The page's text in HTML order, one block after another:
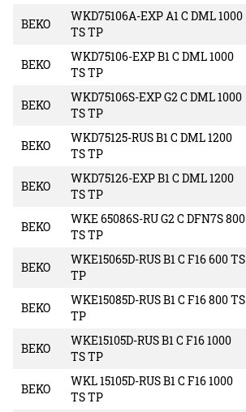
BEKO
WKD75106A-EXP A1 C DML 1000
TS TP
BEKO
WKD75106-EXP B1 C DML 1000
TS TP
BEKO
WKD75106S-EXP G2 C DML 1000
TS TP
BEKO
WKD75125-RUS B1 C DML 1200
TS TP
BEKO
WKD75126-EXP B1 C DML 1200
TS TP
BEKO
WKE 65086S-RU G2 C DFN7S 800
TS TP
BEKO
WKE15065D-RUS B1 C F16 600 TS
TP
BEKO
WKE15085D-RUS B1 C F16 800 TS
TP
BEKO
WKE15105D-RUS B1 C F16 1000
TS TP
BEKO
WKL 15105D-RUS B1 C F16 1000
TS TP